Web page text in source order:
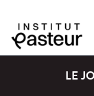
LE